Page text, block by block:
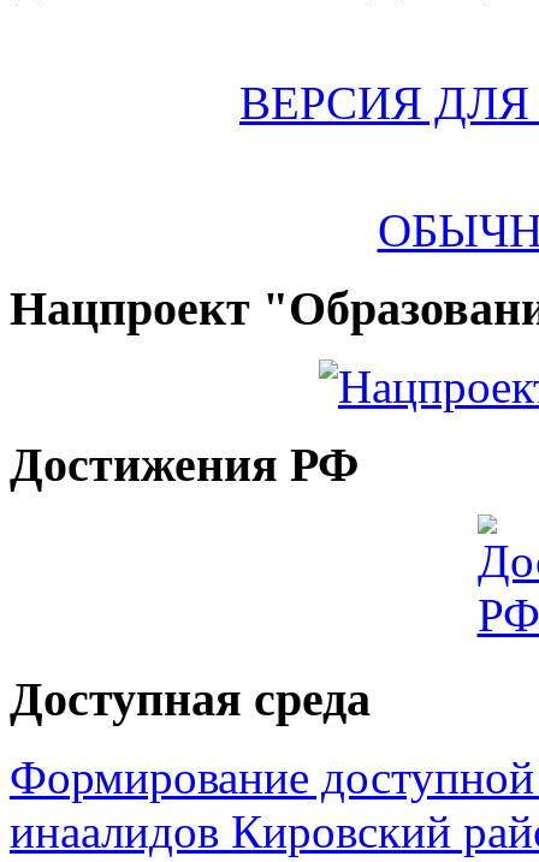
ВЕРСИЯ
Нацпроект
Достижения РФ
Доступная среда
Формирование доступной
инаалидов Кировский